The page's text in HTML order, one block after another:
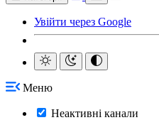
Увійти через Google
Меню
Неактивні канали